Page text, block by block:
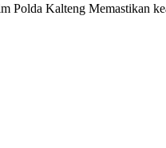
Kalteng Memastikan